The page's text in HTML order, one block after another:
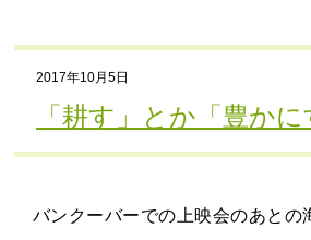
2017年10月5日
「耕す」とか「豊か
バンクーバーでの上映会のあとの